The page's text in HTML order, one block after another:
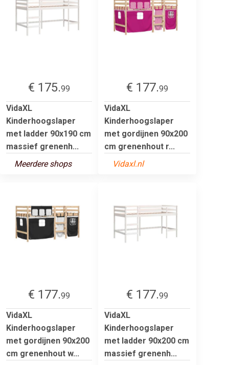
€ 175.99
VidaXL
Kinderhoogslaper
met ladder 90x190 cm
massief grenenh...
Meerdere shops
€ 177.99
VidaXL
Kinderhoogslaper
met gordijnen 90x200
cm grenenhout r...
Vidaxl.nl
€ 177.99
VidaXL
Kinderhoogslaper
met gordijnen 90x200
cm grenenhout w...
€ 177.99
VidaXL
Kinderhoogslaper
met ladder 90x200 cm
massief grenenh...